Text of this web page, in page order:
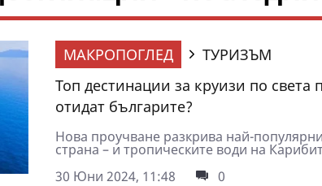
МАКРОПОГЛЕД
ТУРИЗЪМ
Топ дестинации за круизи по света
отидат българите?
Нова проучване разкрива най-
страна – и тропическите води на
30 Юни 2024, 11:48
0